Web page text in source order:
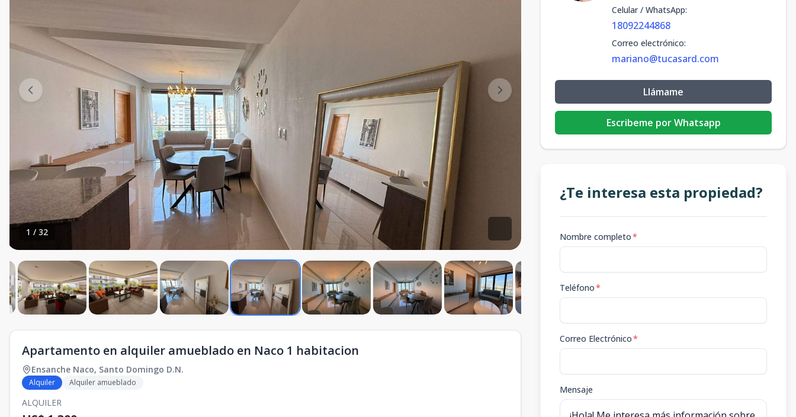
1 / 32
Apartamento en alquiler amueblado en Naco 1 habitacion
Ensanche Naco, Santo Domingo D.N.
Alquiler Alquiler amueblado
ALQUILER
Celular / WhatsApp:
18092244868
Correo electrónico:
mariano@tucasard.com
Llámame
Escribeme por Whatsapp
¿Te interesa esta propiedad?
Nombre completo*
Teléfono*
Correo Electrónico*
Mensaje